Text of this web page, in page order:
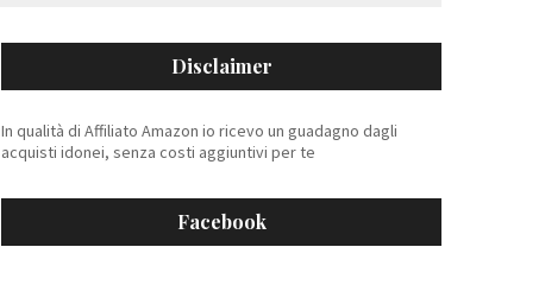
Disclaimer
In qualità di Affiliato Amazon io ricevo un guadagno dagli
acquisti idonei, senza costi aggiuntivi per te
Facebook